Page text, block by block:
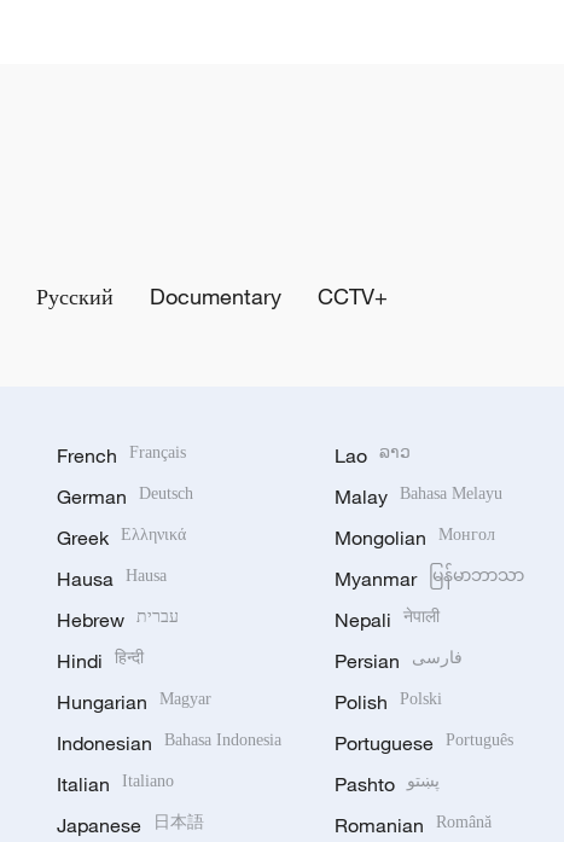
Русский Documentary CCTV+
French Français
German Deutsch
Greek Ελληνικά
Hausa Hausa
Hebrew עברית
Hindi हिन्दी
Hungarian Magyar
Indonesian Bahasa Indonesia
Italian Italiano
Japanese 日本語
Lao ລາວ
Malay Bahasa Melayu
Mongolian Монгол
Myanmar မြန်မာဘာသာ
Nepali नेपाली
Persian فارسی
Polish Polski
Portuguese Português
Pashto پښتو
Romanian Română